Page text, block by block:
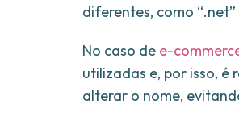
diferentes, como “.net”
No caso de e-
utilizadas e, por isso, é
alterar o nome,